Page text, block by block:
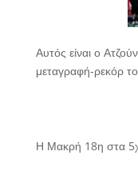
Αυτός είναι ο
μεταγραφή-ρεκόρ
Η Μακρή 18η στα